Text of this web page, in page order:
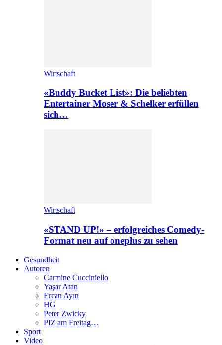
Wirtschaft
«Buddy Bucket List»: Die beliebten
Entertainer Moser & Schelker erfüllen
sich…
Wirtschaft
«STAND UP!» – erfolgreiches Comedy-
Format neu auf oneplus zu sehen
Gesundheit
Autoren
Carmine Cucciniello
Yaşar Atan
Ercan Ayın
HG
Peter Zwicky
PIZ am Freitag…
Sport
Video